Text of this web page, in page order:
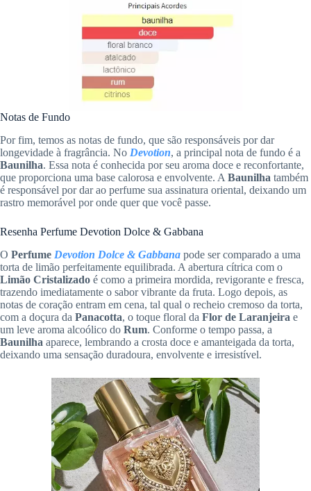
Notas de Fundo
Por fim, temos as notas de fundo, que são responsáveis por dar
longevidade à fragrância. No Devotion, a principal nota de fundo é a
Baunilha. Essa nota é conhecida por seu aroma doce e reconfortante,
que proporciona uma base calorosa e envolvente. A Baunilha também
é responsável por dar ao perfume sua assinatura oriental, deixando um
rastro memorável por onde quer que você passe.
Resenha Perfume Devotion Dolce & Gabbana
O Perfume Devotion Dolce & Gabbana pode ser comparado a uma
torta de limão perfeitamente equilibrada. A abertura cítrica com o
Limão Cristalizado é como a primeira mordida, revigorante e fresca,
trazendo imediatamente o sabor vibrante da fruta. Logo depois, as
notas de coração entram em cena, tal qual o recheio cremoso da torta,
com a doçura da Panacotta, o toque floral da Flor de Laranjeira e
um leve aroma alcoólico do Rum. Conforme o tempo passa, a
Baunilha aparece, lembrando a crosta doce e amanteigada da torta,
deixando uma sensação duradoura, envolvente e irresistível.